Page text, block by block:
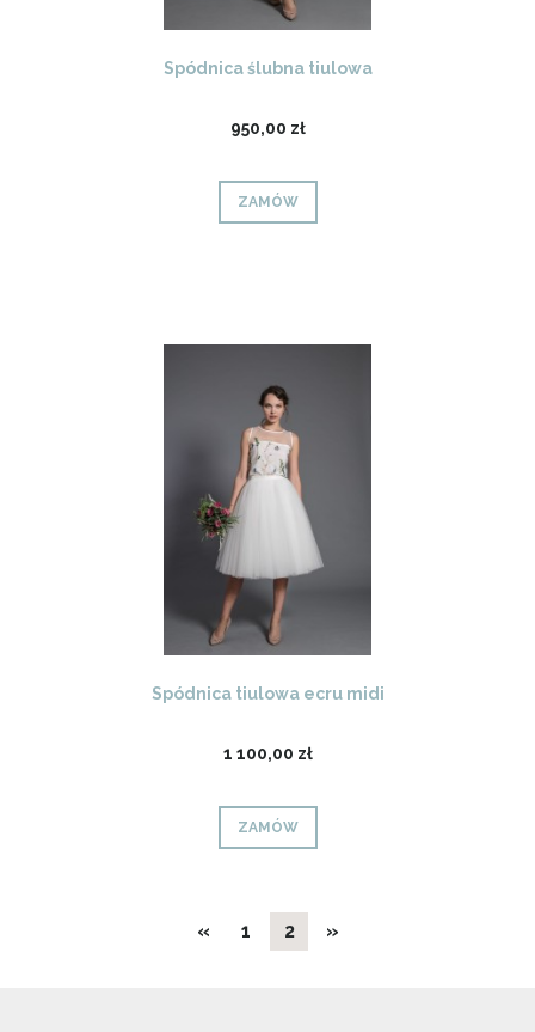
Spódnica ślubna tiulowa
950,00 zł
ZAMÓW
Spódnica tiulowa ecru midi
1 100,00 zł
ZAMÓW
« 1 2 »